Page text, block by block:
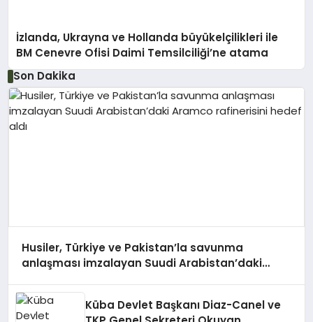
İzlanda, Ukrayna ve Hollanda büyükelçilikleri ile
BM Cenevre Ofisi Daimi Temsilciliği’ne atama
Son Dakika
Husiler, Türkiye ve Pakistan’la savunma
anlaşması imzalayan Suudi Arabistan’daki
Küba Devlet Başkanı Diaz-Canel ve